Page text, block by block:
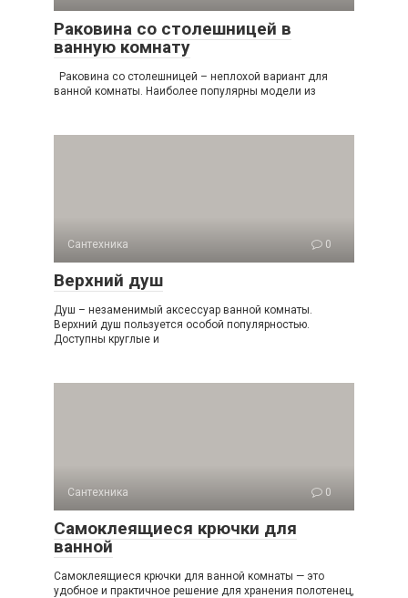
Раковина со столешницей в
ванную комнату
Раковина со столешницей – неплохой вариант для
ванной комнаты. Наиболее популярны модели из
Сантехника 0
Верхний душ
Душ – незаменимый аксессуар ванной комнаты.
Верхний душ пользуется особой популярностью.
Доступны круглые и
Сантехника 0
Самоклеящиеся крючки для
ванной
Самоклеящиеся крючки для ванной комнаты — это
удобное и практичное решение для хранения полотенец,